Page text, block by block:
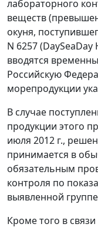
лабораторного
веществ
окуня,
N 6257
вводятся
Российскую
морепродукции
В случае
продукции этого
июля 2012 г.,
принимается в
обязательным
контроля по
выявленной
Кроме того в